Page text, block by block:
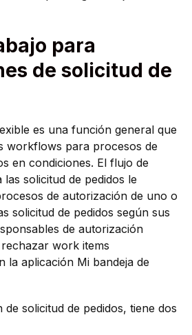
para
de solicitud de
es una función general que
workflows para procesos de
en condiciones. El flujo de
solicitud de pedidos le
de autorización de uno o
solicitud de pedidos según sus
de autorización
work items
la aplicación Mi bandeja de
solicitud de pedidos, tiene dos